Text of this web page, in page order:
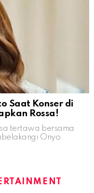
Saat Konser di
Rossa!
tertawa bersama
Onyo.